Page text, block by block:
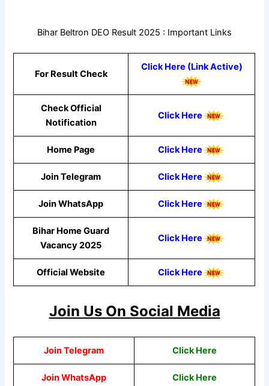
Bihar Beltron DEO Result 2025 : Important Links
For Result Check
Click Here (Link Active)
Check Official
Notification
Click Here
Home Page Click Here
Join Telegram Click Here
Join WhatsApp ClickHere
Bihar Home Guard
Vacancy 2025
Click Here
Official Website Click Here
Join Us On Social Media
Join Telegram Click Here
Join WhatsApp ClickHere